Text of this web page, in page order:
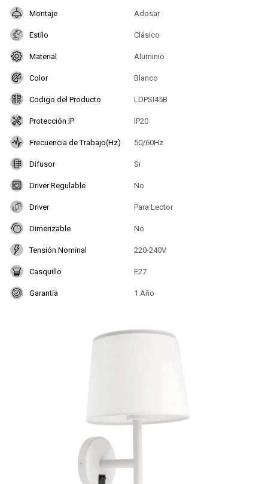
Montaje Adosar
Estilo Clásico
Material Aluminio
Color Blanco
Codigo del Producto LDPSI45B
Protección IP IP20
Frecuencia de Trabajo(Hz) 50/60Hz
Difusor Si
Driver Regulable No
Driver Para Lector
Dimerizable No
Tensión Nominal 220-240V
Casquillo E27
Garantía 1 Año